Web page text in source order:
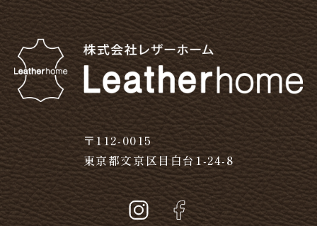
〒112-0015
東京都文京区目白台1-24-8